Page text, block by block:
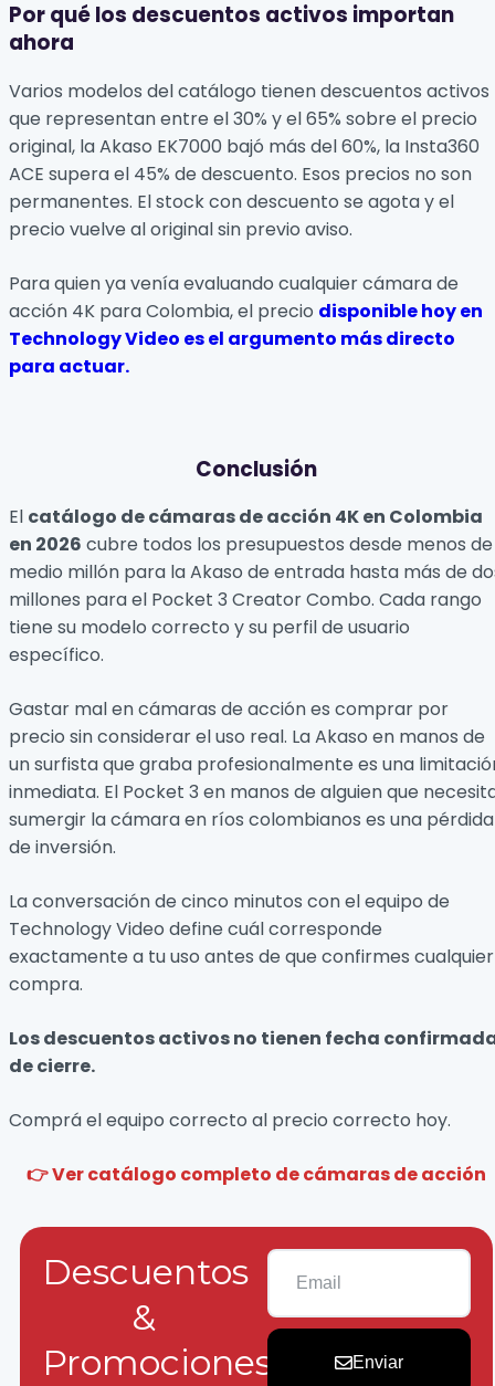
Por qué los descuentos activos importan
ahora
Varios modelos del catálogo tienen descuentos activos
que representan entre el 30% y el 65% sobre el precio
original, la Akaso EK7000 bajó más del 60%, la Insta360
ACE supera el 45% de descuento. Esos precios no son
permanentes. El stock con descuento se agota y el
precio vuelve al original sin previo aviso.
Para quien ya venía evaluando cualquier cámara de
acción 4K para Colombia, el precio disponible hoy en
Technology Video es el argumento más directo
para actuar.
Conclusión
El catálogo de cámaras de acción 4K en Colombia
en 2026 cubre todos los presupuestos desde menos de
medio millón para la Akaso de entrada hasta más de
millones para el Pocket 3 Creator Combo. Cada rango
tiene su modelo correcto y su perfil de usuario
específico.
Gastar mal en cámaras de acción es comprar por
precio sin considerar el uso real. La Akaso en manos de
un surfista que graba profesionalmente es una
inmediata. El Pocket 3 en manos de alguien que
sumergir la cámara en ríos colombianos es una pérdida
de inversión.
La conversación de cinco minutos con el equipo de
Technology Video define cuál corresponde
exactamente a tu uso antes de que confirmes cualquier
compra.
Los descuentos activos no tienen fecha
de cierre.
Comprá el equipo correcto al precio correcto hoy.
👉 Ver catálogo completo de cámaras de acción
Descuentos
&
Promociones
Enviar